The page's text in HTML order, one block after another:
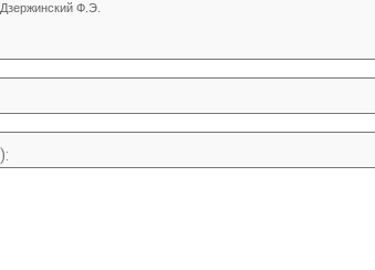
Дзержинский Ф.Э.